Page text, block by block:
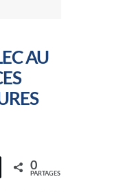
AU
0
PARTAGES